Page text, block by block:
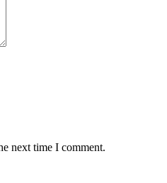
next time I comment.